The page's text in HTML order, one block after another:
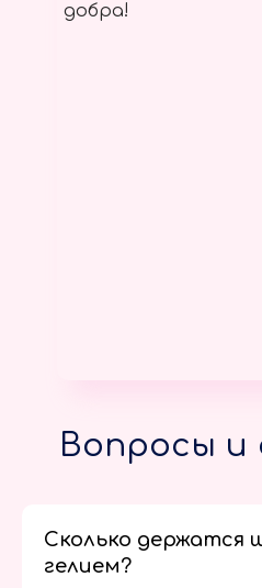
добра!
Вопросы
Сколько держатся
гелием?